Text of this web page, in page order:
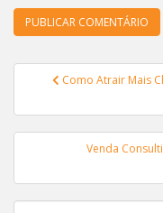
Navegação
Post
Como Atrair Mais
Venda